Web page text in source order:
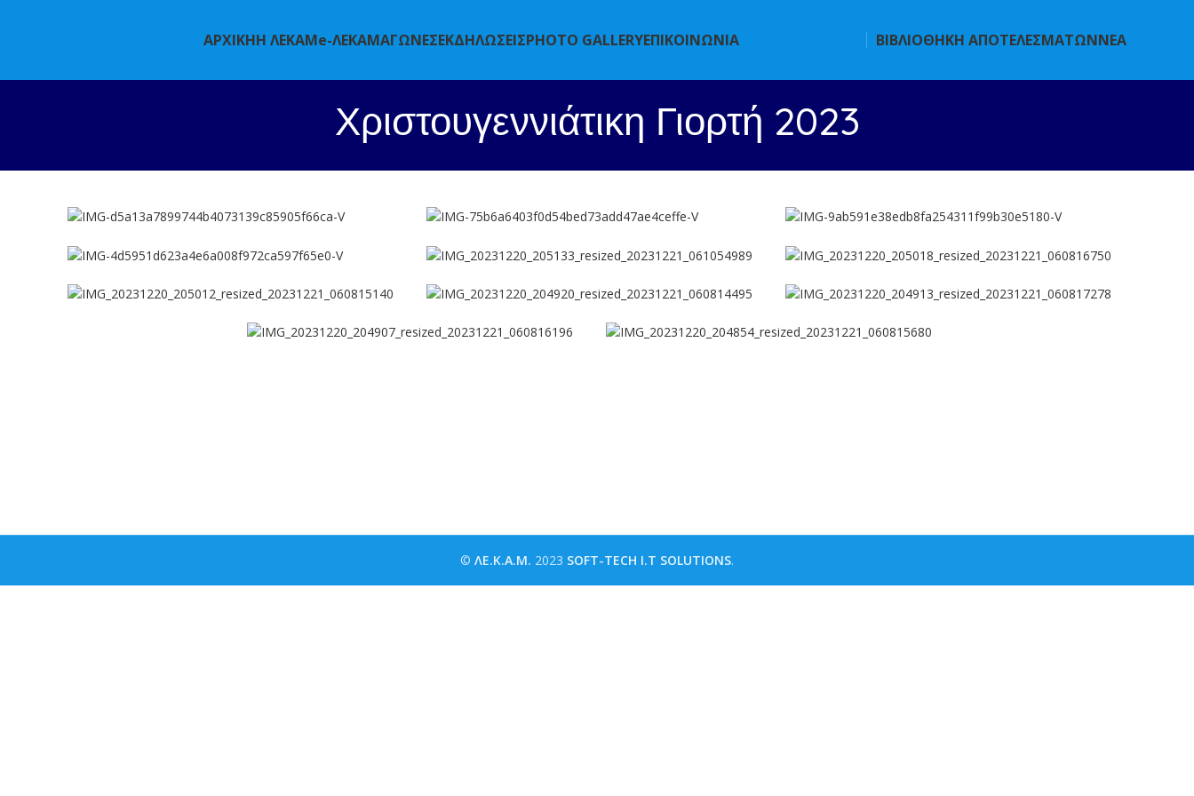
ΑΡΧΙΚΗΗ ΛΕΚΑΜe-ΛΕΚΑΜΑΓΩΝΕΣΕΚΔΗΛΩΣΕΙΣPHOTO GALLERYΕΠΙΚΟΙΝΩΝΙΑ ΒΙΒΛΙΟΘΗΚΗ ΑΠΟΤΕΛΕΣΜΑΤΩΝΝΕΑ
Χριστουγεννιάτικη Γιορτή 2023
© ΛΕ.Κ.Α.Μ. 2023 SOFT-TECH I.T SOLUTIONS.